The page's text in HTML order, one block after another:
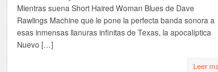
Mientras suena Short Haired Woman Blues de Dave
Rawlings Machine que le pone la perfecta banda sonora a
esas inmensas llanuras infinitas de Texas, la apocalíptica
Nuevo […]
Leer